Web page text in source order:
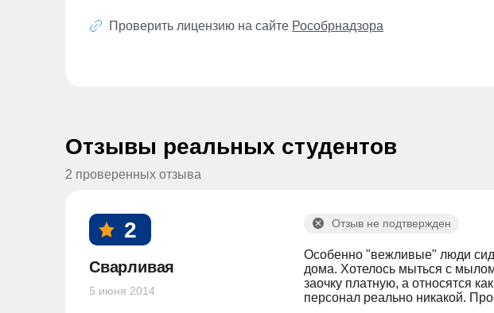
Проверить лицензию на сайте Рособрнадзора
Отзывы реальных студентов
2 проверенных отзыва
2
Сварливая
5 июня 2014
Отзыв не подтвержден
Особенно "вежливые" люди
дома. Хотелось мыться с мылом
заочку платную, а относятся
персонал реально никакой.